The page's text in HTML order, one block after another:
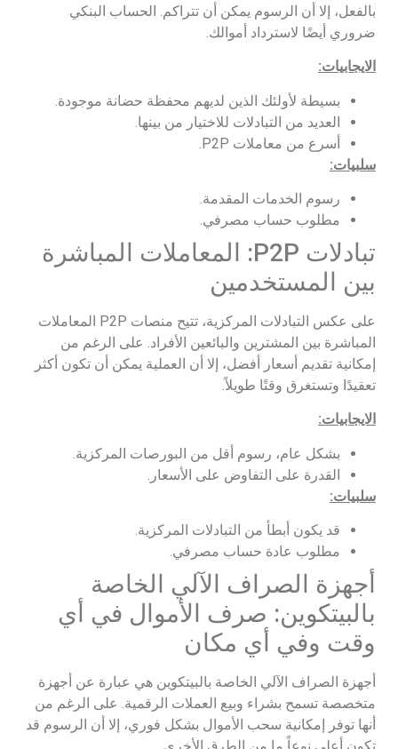
بالفعل، إلا أن الرسوم يمكن أن تتراكم. الحساب البنكي
ضروري أيضًا لاسترداد أموالك.
الايجابيات:
بسيطة لأولئك الذين لديهم محفظة حضانة موجودة.
العديد من التبادلات للاختيار من بينها.
أسرع من معاملات P2P.
سلبيات:
رسوم الخدمات المقدمة.
مطلوب حساب مصرفي.
تبادلات P2P: المعاملات المباشرة
بين المستخدمين
على عكس التبادلات المركزية، تتيح منصات P2P المعاملات
المباشرة بين المشترين والبائعين الأفراد. على الرغم من
إمكانية تقديم أسعار أفضل، إلا أن العملية يمكن أن تكون أكثر
تعقيدًا وتستغرق وقتًا طويلاً.
الايجابيات:
بشكل عام، رسوم أقل من البورصات المركزية.
القدرة على التفاوض على الأسعار.
سلبيات:
قد يكون أبطأ من التبادلات المركزية.
مطلوب عادة حساب مصرفي.
أجهزة الصراف الآلي الخاصة
بالبيتكوين: صرف الأموال في أي
وقت وفي أي مكان
أجهزة الصراف الآلي الخاصة بالبيتكوين هي عبارة عن أجهزة
متخصصة تسمح بشراء وبيع العملات الرقمية. على الرغم من
أنها توفر إمكانية سحب الأموال بشكل فوري، إلا أن الرسوم قد